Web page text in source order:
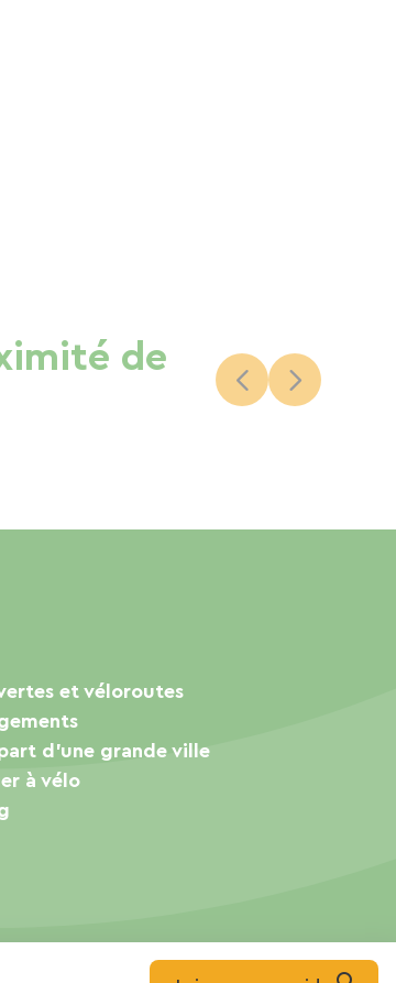
de
et véloroutes
d'une grande ville
à vélo